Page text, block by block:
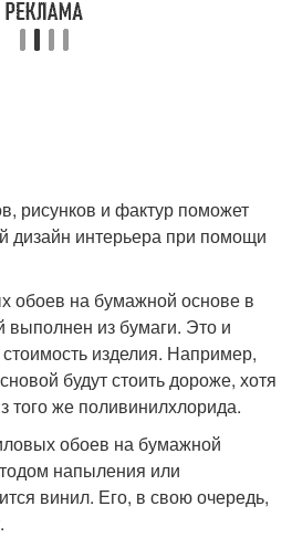
рисунков и фактур поможет
дизайн интерьера при помощи
обоев на бумажной основе в
выполнен из бумаги. Это и
изделия. Например,
будут стоить дороже, хотя
того же поливинилхлорида.
обоев на бумажной
напыления или
винил. Его, в свою очередь,